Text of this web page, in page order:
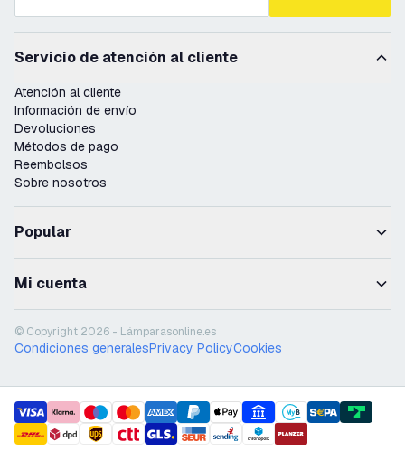
Servicio de atención al cliente
Atención al cliente
Información de envío
Devoluciones
Métodos de pago
Reembolsos
Sobre nosotros
Popular
Mi cuenta
© Copyright 2026 - Lámparasonline.es
Condiciones generalesPrivacy PolicyCookies
payment methods
shipment methods